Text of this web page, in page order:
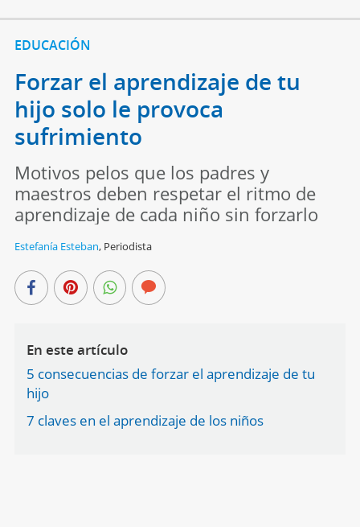
EDUCACIÓN
Forzar el aprendizaje de tu
hijo solo le provoca
sufrimiento
Motivos pelos que los padres y
maestros deben respetar el ritmo de
aprendizaje de cada niño sin forzarlo
Estefanía Esteban, Periodista
En este artículo
5 consecuencias de forzar el aprendizaje de tu
hijo
7 claves en el aprendizaje de los niños